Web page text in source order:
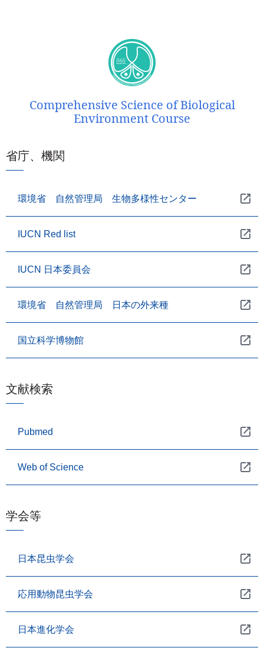
Comprehensive Science of Biological
Environment Course
省庁、機関
環境省 自然管理局 生物多様性センター
IUCN Red list
IUCN 日本委員会
環境省 自然管理局 日本の外来種
国立科学博物館
文献検索
Pubmed
Web of Science
学会等
日本昆虫学会
応用動物昆虫学会
日本進化学会